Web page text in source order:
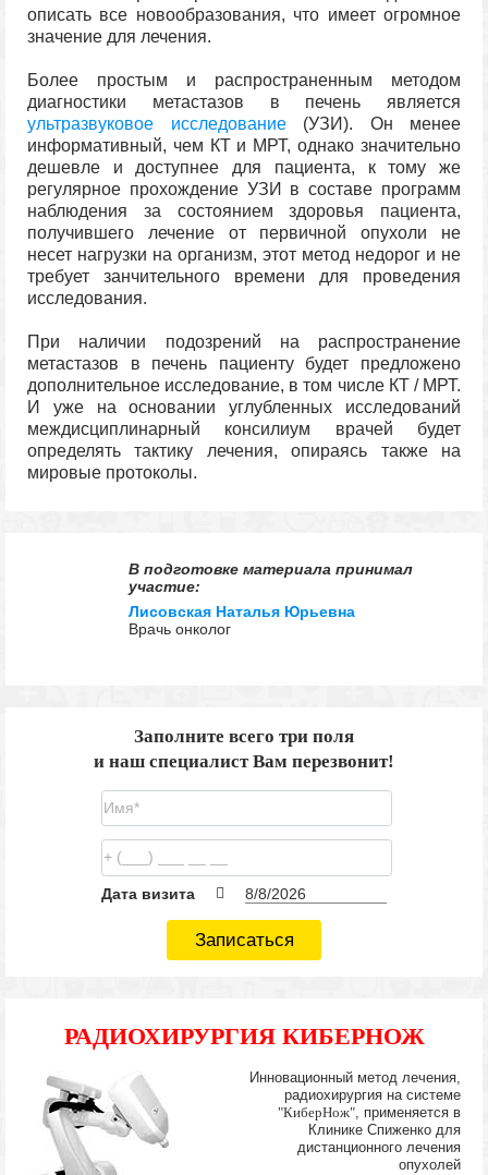
описать все новообразования, что имеет огромное
значение для лечения.
Более простым и распространенным методом
диагностики метастазов в печень является
ультразвуковое исследование(УЗИ). Он менее
информативный, чем КТ и МРТ, однако значительно
дешевле и доступнее для пациента, к тому же
регулярное прохождение УЗИ в составе программ
наблюдения за состоянием здоровья пациента,
получившего лечение от первичной опухоли не
несет нагрузки на организм, этот метод недорог и не
требует занчительного времени для проведения
исследования.
При наличии подозрений на распространение
метастазов в печень пациенту будет предложено
дополнительное исследование, в том числе КТ / МРТ.
И уже на основании углубленных исследований
междисциплинарный консилиум врачей будет
определять тактику лечения, опираясь также на
мировые протоколы.
В подготовке материала принимал
участие:
Лисовская Наталья Юрьевна
Врачь онколог
Заполните всего три поля
и наш специалист Вам перезвонит!
Дата визита
Записаться
РАДИОХИРУРГИЯ КИБЕРНОЖ
Инновационный метод лечения,
радиохирургия на системе
"КиберНож", применяется в
Клинике Спиженко для
дистанционного лечения
опухолей